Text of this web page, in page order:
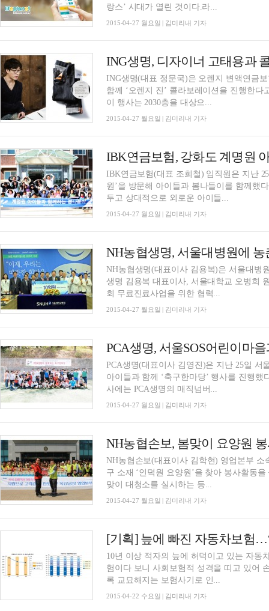
랑스’ 시대가 열린 것이다.라...
2015-04-27 월요일 | 김미리내 기자
ING생명, 디자이너 고태용과
ING생명(대표 정문국)은 오렌지 변액연금
함께 ‘오렌지 진’ 콜라보레이션을 진행한
이 행사는 2030층을 대상으...
2015-04-27 월요일 | 김미리내 기자
IBK연금보험, 강화도 계명원
IBK연금보험(대표 조희철) 임직원은 지난
원’을 방문해 아이들과 봄나들이를 함께했
두고 상대적으로 외로운 아이들...
2015-04-27 월요일 | 김미리내 기자
NH농협생명, 서울대병원에
NH농협생명(대표이사 김용복)은 서울대병
생명 김용복 대표이사, 서울대학교 오병희
회 무료진료사업을 위한 협력...
2015-04-27 월요일 | 김미리내 기자
PCA생명, 서울SOS어린이마
PCA생명(대표이사 김영진)은 지난 25일 서
아이들과 함께 ‘축구한마당’ 행사를 진행
사에는 PCA생명의 매직넘버...
2015-04-27 월요일 | 김미리내 기자
NH농협손보, 봄맞이 요양원
NH농협손보(대표이사 김학현) 영업본부 소
구 소재 ‘인덕원 요양원’을 찾아 봉사활동
맞이 대청소를 실시하는 등...
2015-04-27 월요일 | 김미리내 기자
[기획] 늪에 빠진 자동차보험
10년 이상 적자의 늪에 허덕이고 있는 자동
험이다 보니 사회보험적 성격을 띠고 있어
록 교묘해지는 보험사기로 인...
2015-04-22 수요일 | 김미리내 기자